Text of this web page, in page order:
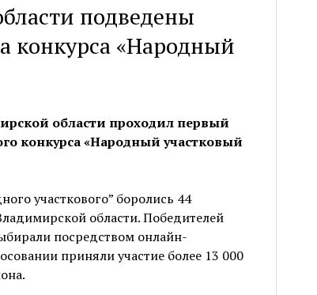
подведены
конкурса «Народный
области проходил первый
конкурса «Народный участковый
участкового” боролись 44
области. Победителей
посредством онлайн-
приняли участие более 13 000